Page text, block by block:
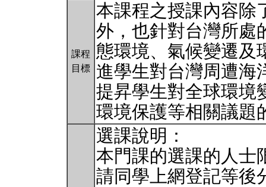
課程
目標
本課程之授課內容除
外，也針對台灣所處
態環境、氣候變遷及
進學生對台灣周遭海
提昇學生對全球環境
環境保護等相關議
選課說明：
本門課的選課的人士
請同學上網登記等後